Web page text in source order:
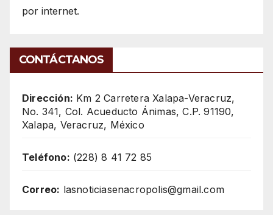
por internet.
CONTÁCTANOS
Dirección: Km 2 Carretera Xalapa-Veracruz,
No. 341, Col. Acueducto Ánimas, C.P. 91190,
Xalapa, Veracruz, México
Teléfono: (228) 8 41 72 85
Correo: lasnoticiasenacropolis@gmail.com